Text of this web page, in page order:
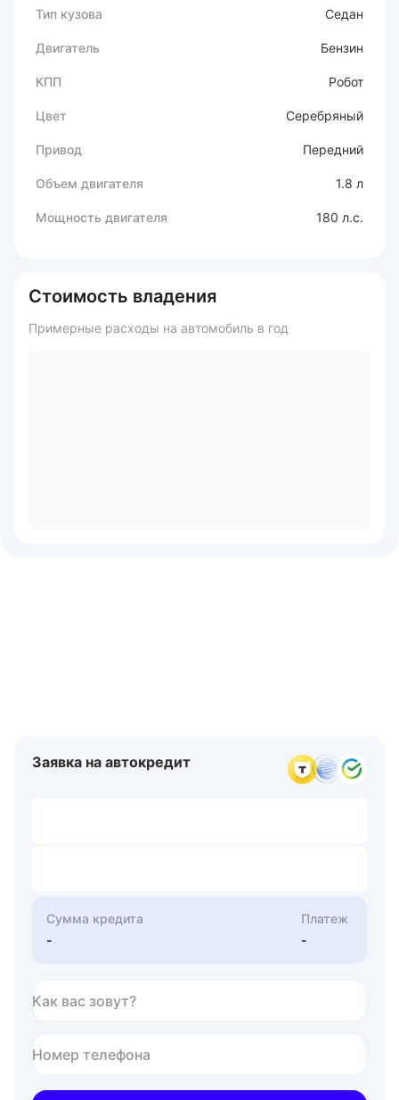
Тип кузова Седан
Двигатель Бензин
КПП Робот
Цвет Серебряный
Привод Передний
Объем двигателя 1.8 л
Мощность двигателя 180 л.с.
Стоимость владения
Примерные расходы на автомобиль в год
Заявка на автокредит
Сумма кредита
-
Платеж
-
Как вас зовут?
Номер телефона